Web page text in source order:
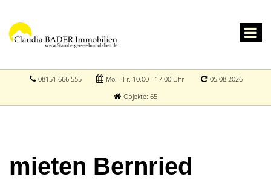
08151 666 555 Mo. - Fr. 10.00 - 17.00 Uhr
05.08.2026
Objekte: 65
mieten Bernried